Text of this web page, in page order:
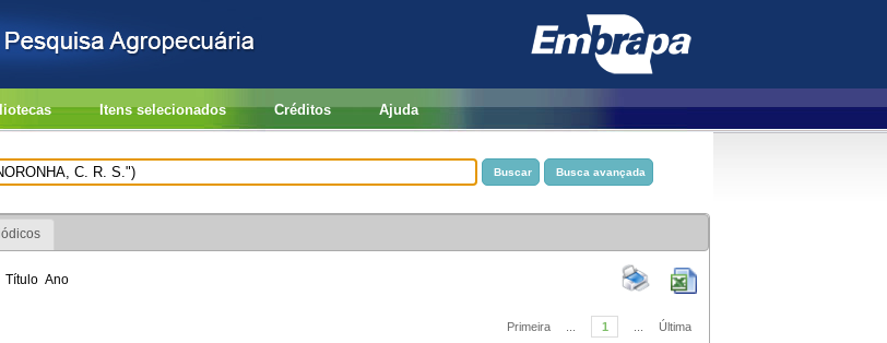
Itens selecionados Créditos Ajuda
Título Ano
Primeira 1 Última